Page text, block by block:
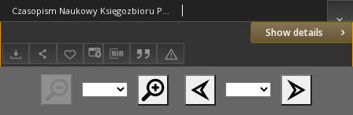
Show details
Czasopism Naukowy Księgozbioru Publicznego imienia Ossolińskich. 1829 R.2 z.2